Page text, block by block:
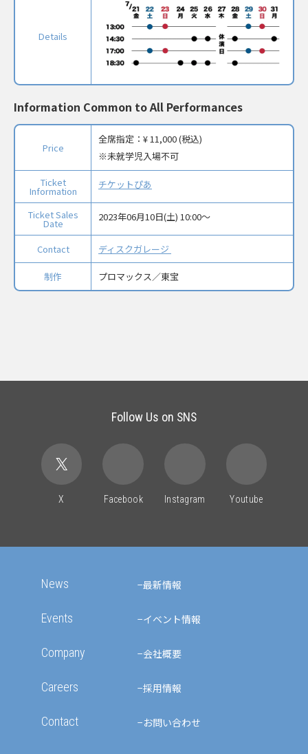
Details
Information Common to All Performances
Price
全席指定： ¥ 11,000 (税込)
未就学児入場不可
Ticket
Information
チケットぴあ
Ticket Sales
Date
2023年06月10日(土) 10:00〜
Contact ディスクガレージ
制作 プロマックス／東宝
Follow Us on SNS
X Facebook Instagram Youtube
News 最新情報
Events イベント情報
Company 会社概要
Careers 採用情報
Contact お問い合わせ